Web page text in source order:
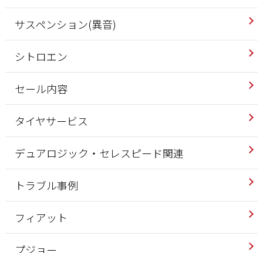
サスペンション(異音)
シトロエン
セール内容
タイヤサービス
デュアロジック・セレスピード関連
トラブル事例
フィアット
プジョー